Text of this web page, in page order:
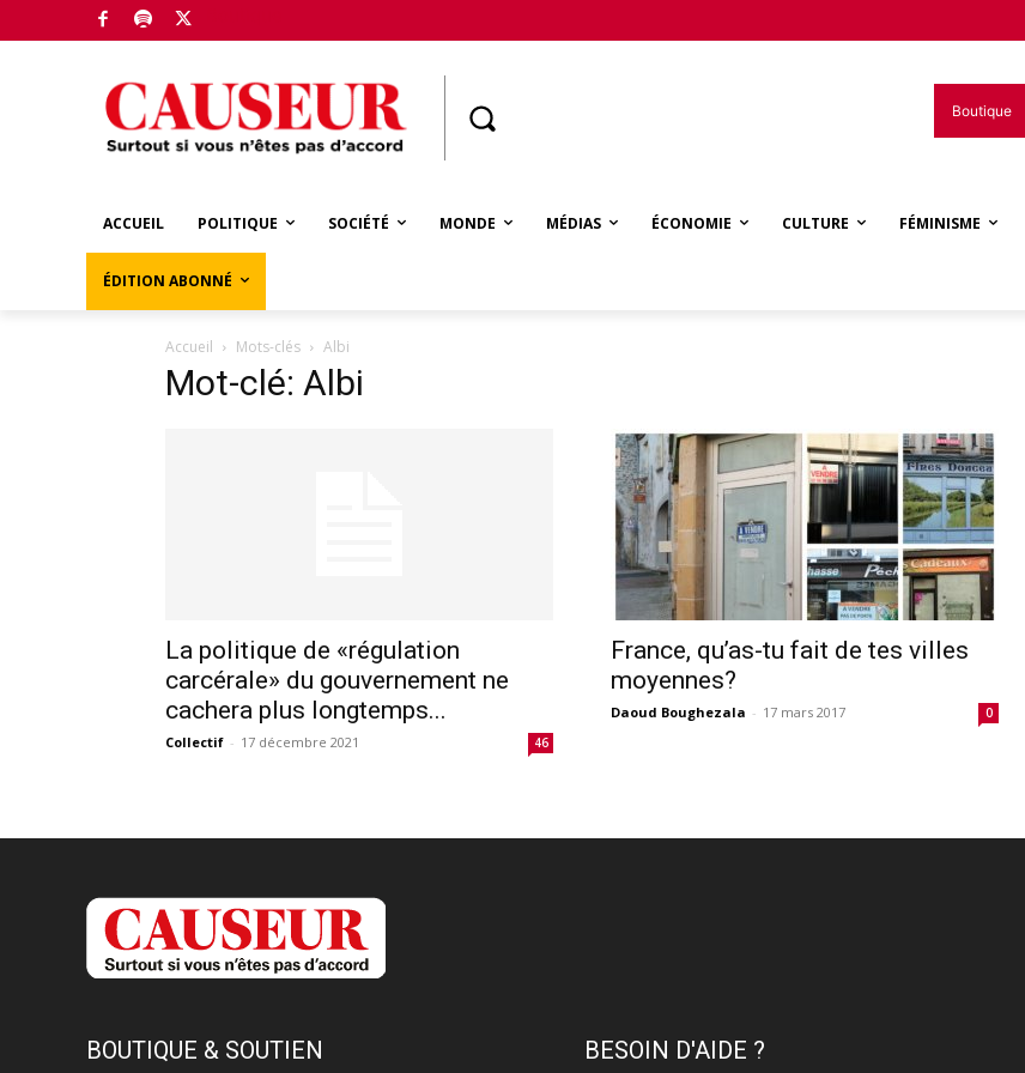
Boutique
ACCUEIL POLITIQUE SOCIÉTÉ MONDE MÉDIAS ÉCONOMIE CULTURE FÉMINISME
ÉDITION ABONNÉ
Accueil Mots-clés Albi
Mot-clé: Albi
La politique de «régulation
carcérale» du gouvernement ne
cachera plus longtemps...
Collectif - 17 décembre 2021 46
France, qu’as-tu fait de tes villes
moyennes?
Daoud Boughezala - 17 mars 2017 0
BOUTIQUE & SOUTIEN BESOIN D'AIDE ?